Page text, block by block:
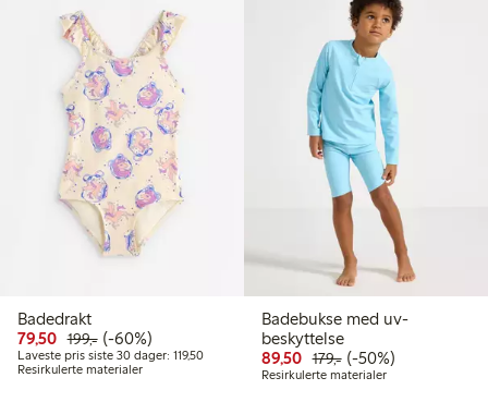
Badedrakt
79,50 Rabattert pris: 79,50 kr
199,-Vanlig pris: 199,00 kr
60% rabatt
(-60%)
Laveste pris siste 30 dager: 119,50Laveste pris siste 30 dager: 119,50 kr
Resirkulerte materialer
Badebukse med uv-
beskyttelse
89,50 Rabattert pris: 89,50 kr
179,-Vanlig pris: 179,00
50% rabatt
(-50%)
Resirkulerte materialer